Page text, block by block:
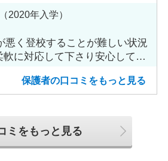
（2020年入学）
悪く登校することが難しい状況
に対応して下さり安心して進
保護者の口コミをもっと見る
ミをもっと見る